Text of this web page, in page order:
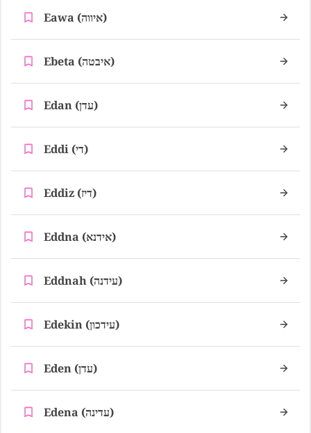
Eawa (איווה)
Ebeta (איבטה)
Edan (עדן)
Eddi (די)
Eddiz (דיז)
Eddna (אידנא)
Eddnah (עידנה)
Edekin (עידכון)
Eden (עדן)
Edena (עדינה)